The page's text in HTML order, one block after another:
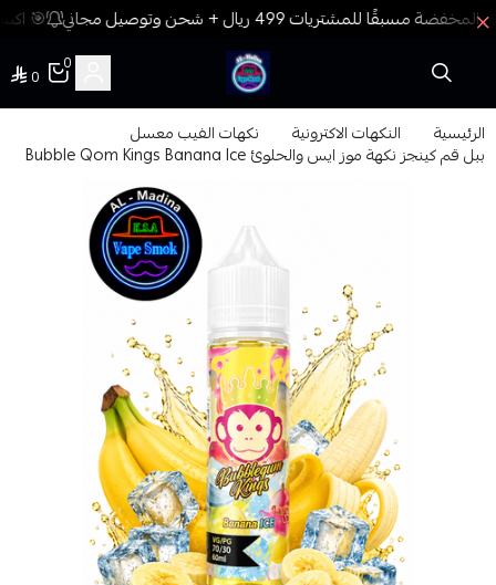
🎯
فيب المدينة
0
0
الرئيسية النكهات الاكترونية نكهات الفيب معسل
ببل قم كينجز نكهة موز ايس والحلوئ Bubble Qom Kings Banana Ice